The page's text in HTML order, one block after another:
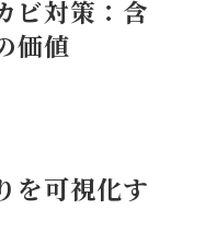
ビ対策：含
価値
を可視化す